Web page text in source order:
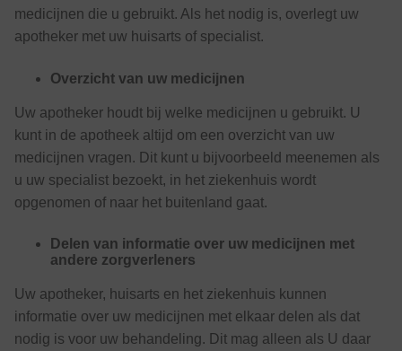
medicijnen die u gebruikt. Als het nodig is, overlegt uw
apotheker met uw huisarts of specialist.
Overzicht van uw medicijnen
Uw apotheker houdt bij welke medicijnen u gebruikt. U
kunt in de apotheek altijd om een overzicht van uw
medicijnen vragen. Dit kunt u bijvoorbeeld meenemen als
u uw specialist bezoekt, in het ziekenhuis wordt
opgenomen of naar het buitenland gaat.
Delen van informatie over uw medicijnen met
andere zorgverleners
Uw apotheker, huisarts en het ziekenhuis kunnen
informatie over uw medicijnen met elkaar delen als dat
nodig is voor uw behandeling. Dit mag alleen als U daar